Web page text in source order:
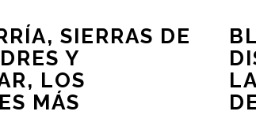
SIERRAS DE
Y
LOS
MÁS